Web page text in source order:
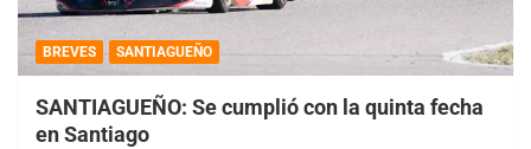
BREVES SANTIAGUEÑO
SANTIAGUEÑO: Se cumplió con la quinta fecha
en Santiago